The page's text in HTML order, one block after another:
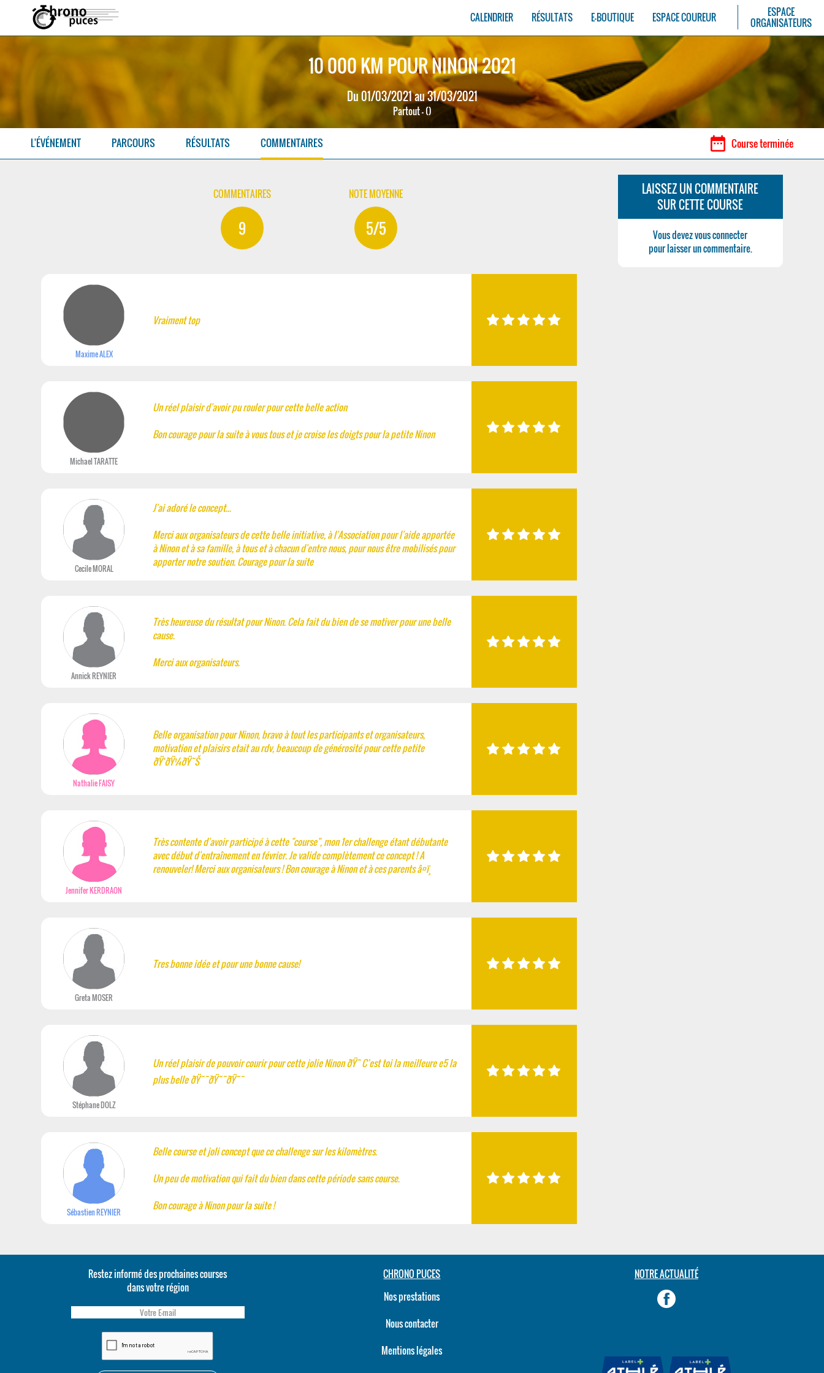
CALENDRIER RÉSULTATS E-BOUTIQUE ESPACE COUREUR
ESPACE
ORGANISATEURS
10 000 KM POUR NINON 2021
Du 01/03/2021 au 31/03/2021
Partout - ()
L'ÉVÉNEMENT PARCOURS RÉSULTATS COMMENTAIRES date_range Course terminée
COMMENTAIRES
9
NOTE MOYENNE
5/5
Maxime ALEX
Vraiment top
Michael TARATTE
Un réel plaisir d'avoir pu rouler pour cette belle action
Bon courage pour la suite à vous tous et je croise les doigts pour la petite Ninon
Cecile MORAL
J'ai adoré le concept...
Merci aux organisateurs de cette belle initiative, à l'Association pour l'aide apportée
à Ninon et à sa famille, à tous et à chacun d'entre nous, pour nous être mobilisés pour
apporter notre soutien. Courage pour la suite
Annick REYNIER
Très heureuse du résultat pour Ninon. Cela fait du bien de se motiver pour une belle
cause.
Merci aux organisateurs.
Nathalie FAISY
Belle organisation pour Ninon, bravo à tout les participants et organisateurs,
motivation et plaisirs etait au rdv, beaucoup de générosité pour cette petite
ðŸ‘ðŸ¼ðŸ˜Š
Jennifer KERDRAON
Très contente d'avoir participé à cette "course", mon 1er challenge étant débutante
avec début d'entraînement en février. Je valide complètement ce concept ! A
renouveler! Merci aux organisateurs ! Bon courage à Ninon et à ces parents â¤ï¸
Greta MOSER
Tres bonne idée et pour une bonne cause!
Stéphane DOLZ
Un réel plaisir de pouvoir courir pour cette jolie Ninon ðŸ˜ C’est toi la meilleure e5 la
plus belle ðŸ˜˜ðŸ˜˜ðŸ˜˜
Sébastien REYNIER
Belle course et joli concept que ce challenge sur les kilomètres.
Un peu de motivation qui fait du bien dans cette période sans course.
Bon courage à Ninon pour la suite !
LAISSEZ UN COMMENTAIRE
SUR CETTE COURSE
Vous devez vous connecter
pour laisser un commentaire.
Restez informé des prochaines courses
dans votre région
CHRONO PUCES
Nos prestations
Nous contacter
Mentions légales
NOTRE ACTUALITÉ